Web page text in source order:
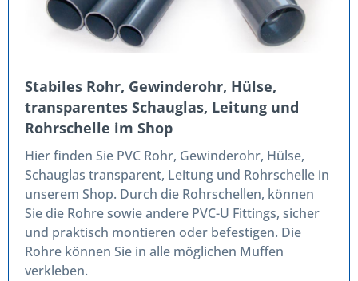
Stabiles Rohr, Gewinderohr, Hülse,
transparentes Schauglas, Leitung und
Rohrschelle im Shop
Hier finden Sie PVC Rohr, Gewinderohr, Hülse,
Schauglas transparent, Leitung und Rohrschelle in
unserem Shop. Durch die Rohrschellen, können
Sie die Rohre sowie andere PVC-U Fittings, sicher
und praktisch montieren oder befestigen. Die
Rohre können Sie in alle möglichen Muffen
verkleben.